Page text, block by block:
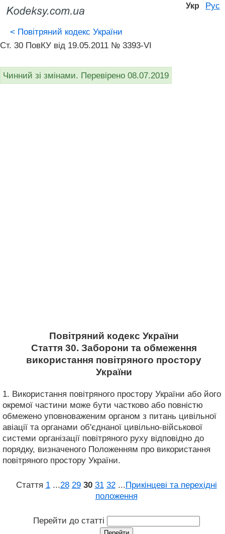
Укр Рус
< Повітряний кодекс України
Ст. 30 ПовКУ від 19.05.2011 № 3393-VI
Чинний зі змінами. Перевірено 08.07.2019
Повітряний кодекс України
Стаття 30. Заборони та обмеження
використання повітряного простору
України
1. Використання повітряного простору України або його
окремої частини може бути частково або повністю
обмежено уповноваженим органом з питань цивільної
авіації та органами об'єднаної цивільно-військової
системи організації повітряного руху відповідно до
порядку, визначеного Положенням про використання
повітряного простору України.
Стаття 1 ...28 29 30 31 32 ...Прикінцеві та перехідні
положення
Перейти до статті